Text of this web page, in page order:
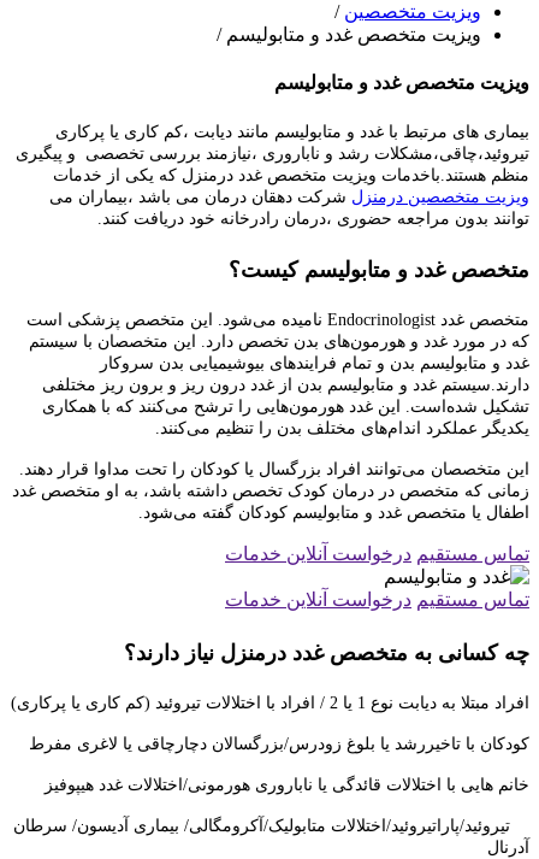
ویزیت متخصصین /
ویزیت متخصص غدد و متابولیسم/
ویزیت متخصص غدد و متابولیسم
بیماری های مرتبط با غدد و متابولیسم مانند دیابت ،کم کاری یا پرکاری
تیروئید،چاقی،مشکلات رشد و ناباروری ،نیازمند بررسی تخصصی و پیگیری
منظم هستند.باخدمات ویزیت متخصص غدد درمنزل که یکی از خدمات
ویزیت متخصصین درمنزل شرکت دهقان درمان می باشد ،بیماران می
توانند بدون مراجعه حضوری ،درمان رادرخانه خود دریافت کنند.
متخصص غدد و متابولیسم کیست؟
متخصص غدد Endocrinologist نامیده می‌شود. این متخصص پزشکی است
که در مورد غدد و هورمون‌های بدن تخصص دارد. این متخصصان با سیستم
غدد و متابولیسم بدن و تمام فرایندهای بیوشیمیایی بدن سروکار
دارند.سیستم غدد و متابولیسم بدن از غدد درون ریز و برون ریز مختلفی
تشکیل شده‌است. این غدد هورمون‌هایی را ترشح می‌کنند که با همکاری
یکدیگر عملکرد اندام‌های مختلف بدن را تنظیم می‌کنند.
این متخصصان می‌توانند افراد بزرگسال یا کودکان را تحت مداوا قرار دهند.
زمانی که متخصص در درمان کودک تخصص داشته باشد، به او متخصص غدد
اطفال یا متخصص غدد و متابولیسم کودکان گفته می‌شود.
تماس مستقیم درخواست آنلاین خدمات
تماس مستقیم درخواست آنلاین خدمات
چه کسانی به متخصص غدد درمنزل نیاز دارند؟
افراد مبتلا به دیابت نوع 1 یا 2 / افراد با اختلالات تیروئید (کم کاری یا پرکاری)
کودکان با تاخیررشد یا بلوغ زودرس/بزرگسالان دچارچاقی یا لاغری مفرط
خانم هایی با اختلالات قائدگی یا ناباروری هورمونی/اختلالات غدد هیپوفیز
تیروئید/پاراتیروئید/اختلالات متابولیک/آکرومگالی/ بیماری آدیسون/ سرطان
آدرنال